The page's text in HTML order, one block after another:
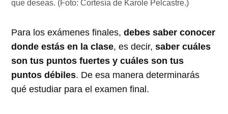
que deseas. (Foto: Cortesía de Karole Pelcastre.)
Para los exámenes finales,debes saber conocer
donde estás en la clase, es decir,saber cuáles
son tus puntos fuertes y cuáles son tus
puntos débiles. De esa manera determinarás
qué estudiar para el examen final.